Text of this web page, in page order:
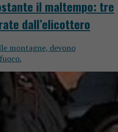
il maltempo: tre
dall’elicottero
montagne, devono